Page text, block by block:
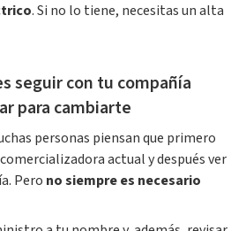
. Si no lo tiene, necesitas un alta
seguir con tu compañía
para cambiarte
personas piensan que primero
actual y después ver
Pero no siempre es necesario